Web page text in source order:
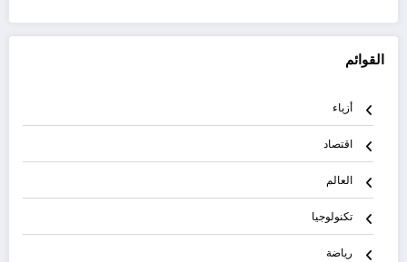
القوائم
أزياء
اقتصاد
العالم
تكنولوجيا
رياضة